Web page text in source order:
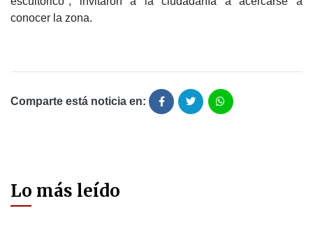
conocer la zona.
Comparte está noticia en:
Lo más leído